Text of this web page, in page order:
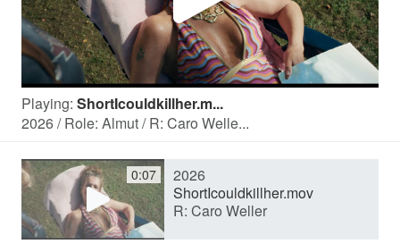
P
l
a
y
Playing: ShortIcouldkillher.m...
2026 / Role: Almut / R: Caro Welle...
0:07
2026
ShortIcouldkillher.mov
R: Caro Weller